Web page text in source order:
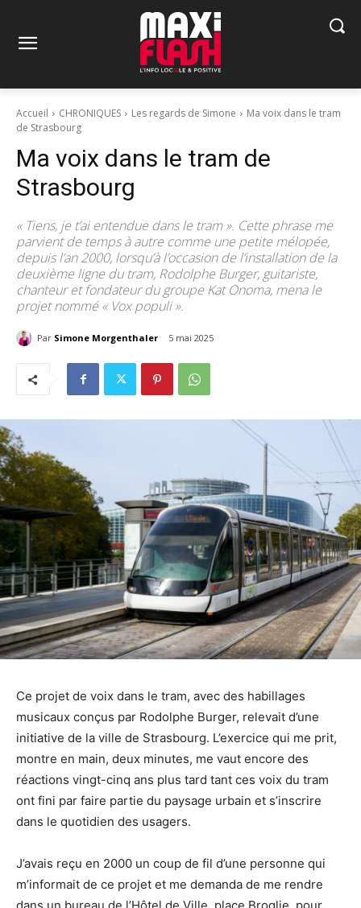
Accueil CHRONIQUES Les regards de Simone
Ma voix dans le tram
de Strasbourg
Ma voix dans le tram de
Strasbourg
« Tiens, je t’ai entendue dans le tram ». Cette phrase me
parvient de temps à autre comme une petite mélopée,
depuis l’an 2000, lorsqu’à l’occasion de l’installation de la
deuxième ligne du tram, Rodolphe Burger, guitariste,
chanteur et fondateur du groupe Kat Onoma, mena le
projet nommé « Vox populi ».
Par Simone Morgenthaler 5 mai 2025
Ce projet de voix dans le tram, avec des habillages
musicaux conçus par Rodolphe Burger, relevait d’une
initiative de la ville de Strasbourg. L’exercice qui me prit,
montre en main, deux minutes, me vaut encore des
réactions vingt-cinq ans plus tard tant ces voix du tram
ont fini par faire partie du paysage urbain et s’inscrire
dans le quotidien des usagers.
J’avais reçu en 2000 un coup de fil d’une personne qui
m’informait de ce projet et me demanda de me rendre